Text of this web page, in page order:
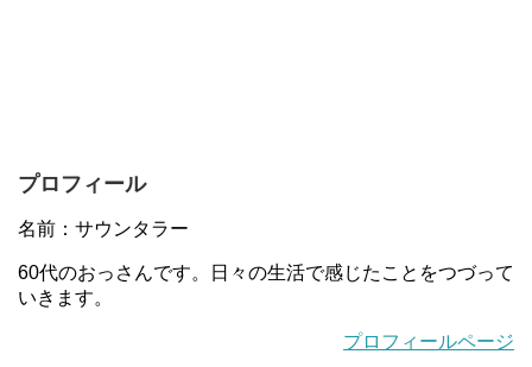
プロフィール
名前：サウンタラー
60代のおっさんです。日々の生活で感じたことをつづって
いきます。
プロフィールページ